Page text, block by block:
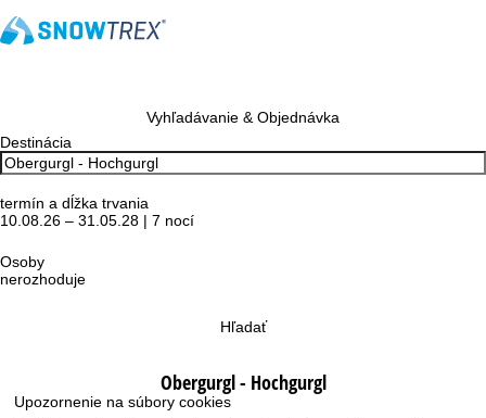
Upozornenie na súbory cookies
Vyhľadávanie & Objednávka
Destinácia
termín a dĺžka trvania
10.08.26 – 31.05.28 | 7 nocí
Osoby
nerozhoduje
Hľadať
Obergurgl - Hochgurgl